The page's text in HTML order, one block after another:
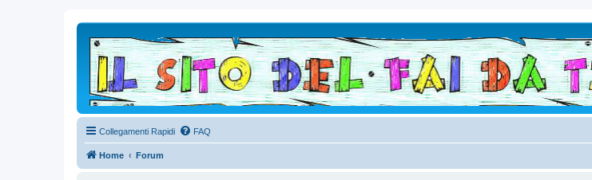
Collegamenti Rapidi FAQ
Home Forum